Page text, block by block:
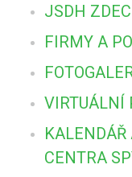
JSDH
FIRMY A
VIRTUÁLNÍ
KALENDÁŘ
CENTRA